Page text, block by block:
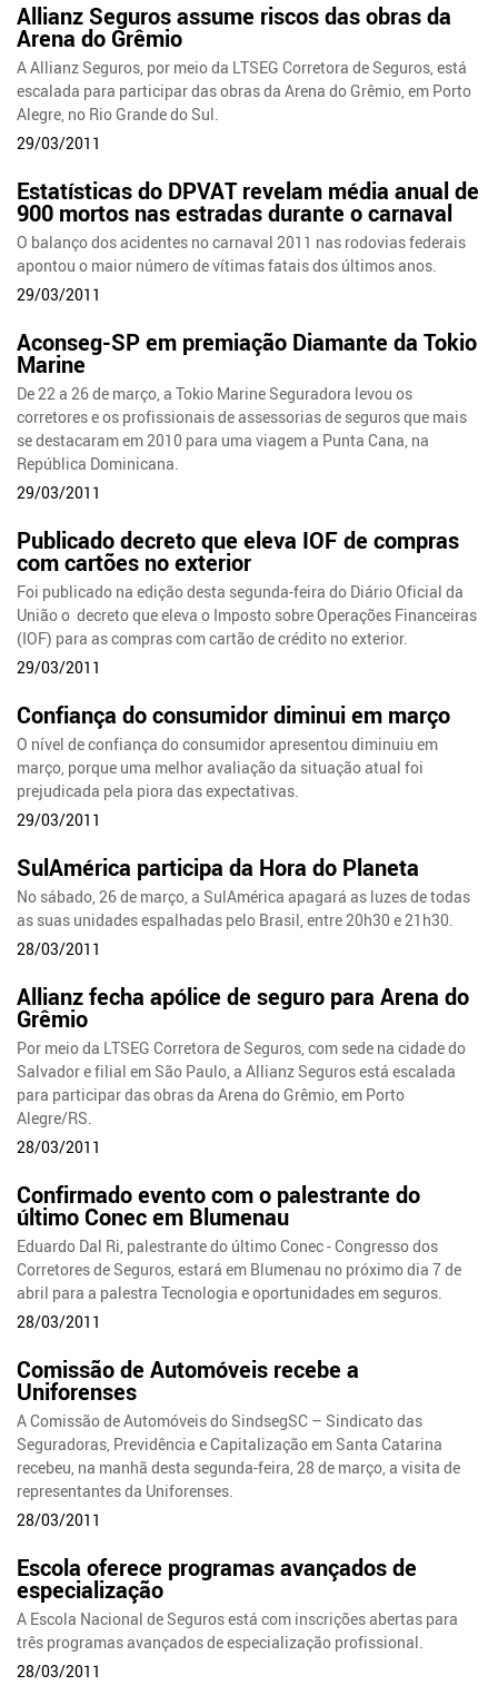
Allianz Seguros assume riscos das obras da
Arena do Grêmio
A Allianz Seguros, por meio da LTSEG Corretora de Seguros, está
escalada para participar das obras da Arena do Grêmio, em Porto
Alegre, no Rio Grande do Sul.
29/03/2011
Estatísticas do DPVAT revelam média anual de
900 mortos nas estradas durante o carnaval
O balanço dos acidentes no carnaval 2011 nas rodovias federais
apontou o maior número de vítimas fatais dos últimos anos.
29/03/2011
Aconseg-SP em premiação Diamante da Tokio
Marine
De 22 a 26 de março, a Tokio Marine Seguradora levou os
corretores e os profissionais de assessorias de seguros que mais
se destacaram em 2010 para uma viagem a Punta Cana, na
República Dominicana.
29/03/2011
Publicado decreto que eleva IOF de compras
com cartões no exterior
Foi publicado na edição desta segunda-feira do Diário Oficial da
União o decreto que eleva o Imposto sobre Operações Financeiras
(IOF) para as compras com cartão de crédito no exterior.
29/03/2011
Confiança do consumidor diminui em março
O nível de confiança do consumidor apresentou diminuiu em
março, porque uma melhor avaliação da situação atual foi
prejudicada pela piora das expectativas.
29/03/2011
SulAmérica participa da Hora do Planeta
No sábado, 26 de março, a SulAmérica apagará as luzes de todas
as suas unidades espalhadas pelo Brasil, entre 20h30 e 21h30.
28/03/2011
Allianz fecha apólice de seguro para Arena do
Grêmio
Por meio da LTSEG Corretora de Seguros, com sede na cidade do
Salvador e filial em São Paulo, a Allianz Seguros está escalada
para participar das obras da Arena do Grêmio, em Porto
Alegre/RS.
28/03/2011
Confirmado evento com o palestrante do
último Conec em Blumenau
Eduardo Dal Ri, palestrante do último Conec - Congresso dos
Corretores de Seguros, estará em Blumenau no próximo dia 7 de
abril para a palestra Tecnologia e oportunidades em seguros.
28/03/2011
Comissão de Automóveis recebe a
Uniforenses
A Comissão de Automóveis do SindsegSC – Sindicato das
Seguradoras, Previdência e Capitalização em Santa Catarina
recebeu, na manhã desta segunda-feira, 28 de março, a visita de
representantes da Uniforenses.
28/03/2011
Escola oferece programas avançados de
especialização
A Escola Nacional de Seguros está com inscrições abertas para
três programas avançados de especialização profissional.
28/03/2011